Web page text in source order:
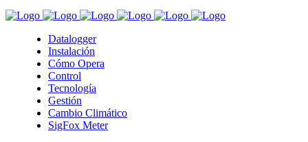
Datalogger
Instalación
Cómo Opera
Control
Tecnología
Gestión
Cambio Climático
SigFox Meter